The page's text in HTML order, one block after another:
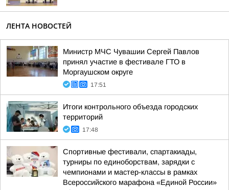
ЛЕНТА НОВОСТЕЙ
Министр МЧС Чувашии Сергей Павлов
принял участие в фестивале ГТО в
Моргаушском округе
17:51
Итоги контрольного объезда городских
территорий
17:48
Спортивные фестивали, спартакиады,
турниры по единоборствам, зарядки с
чемпионами и мастер-классы в рамках
Всероссийского марафона «Единой России»